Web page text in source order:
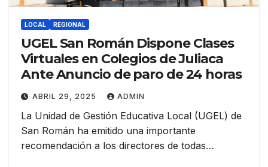
LOCAL REGIONAL
UGEL San Román Dispone Clases
Virtuales en Colegios de Juliaca
Ante Anuncio de paro de 24 horas
ABRIL 29, 2025 ADMIN
La Unidad de Gestión Educativa Local (UGEL) de
San Román ha emitido una importante
recomendación a los directores de todas…